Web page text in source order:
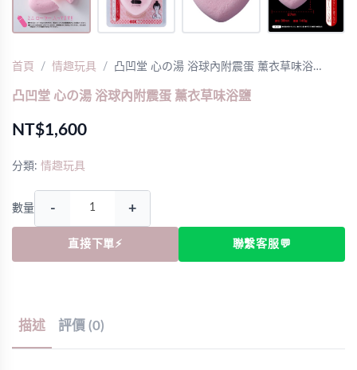
首頁 情趣玩具 凸凹堂 心の湯 浴球內附震蛋 薰衣草味浴…
凸凹堂 心の湯 浴球內附震蛋 薰衣草味浴鹽
NT$1,600
分類: 情趣玩具
數量 - +
直接下單⚡ 聯繫客服💬
描述 評價 (0)